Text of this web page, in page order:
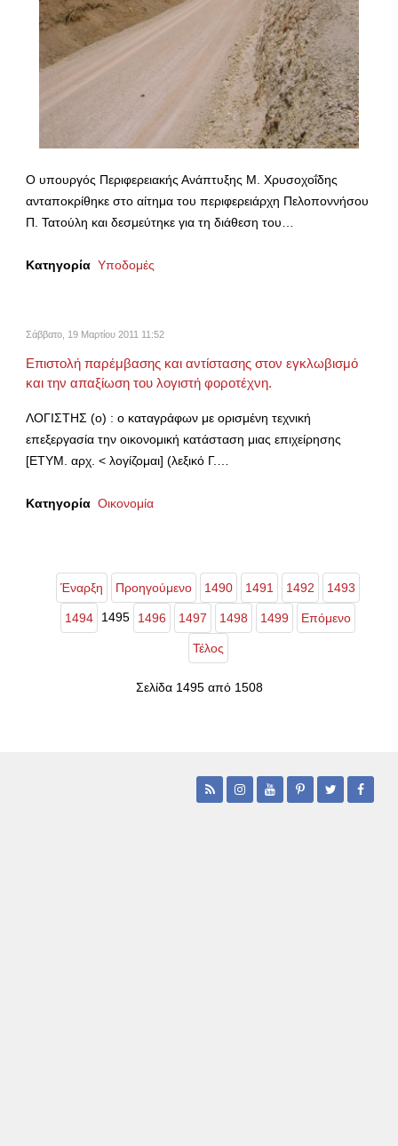
Ο υπουργός Περιφερειακής Ανάπτυξης Μ. Χρυσοχοΐδης
ανταποκρίθηκε στο αίτημα του περιφερειάρχη Πελοποννήσου
Π. Τατούλη και δεσμεύτηκε για τη διάθεση του…
Κατηγορία Υποδομές
Σάββατο, 19 Μαρτίου 2011 11:52
Επιστολή παρέμβασης και αντίστασης στον εγκλωβισμό
και την απαξίωση του λογιστή φοροτέχνη.
ΛΟΓΙΣΤΗΣ (ο) : ο καταγράφων με ορισμένη τεχνική
επεξεργασία την οικονομική κατάσταση μιας επιχείρησης
[ΕΤΥΜ. αρχ. < λογίζομαι] (λεξικό Γ.…
Κατηγορία Οικονομία
Έναρξη Προηγούμενο 1490 1491 1492 1493
1494 1495 1496 1497 1498 1499 Επόμενο
Τέλος
Σελίδα 1495 από 1508